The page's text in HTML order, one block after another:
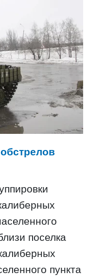
поселка
пункта